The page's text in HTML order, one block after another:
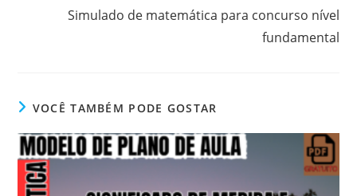
Simulado de matemática para concurso nível
fundamental
VOCÊ TAMBÉM PODE GOSTAR